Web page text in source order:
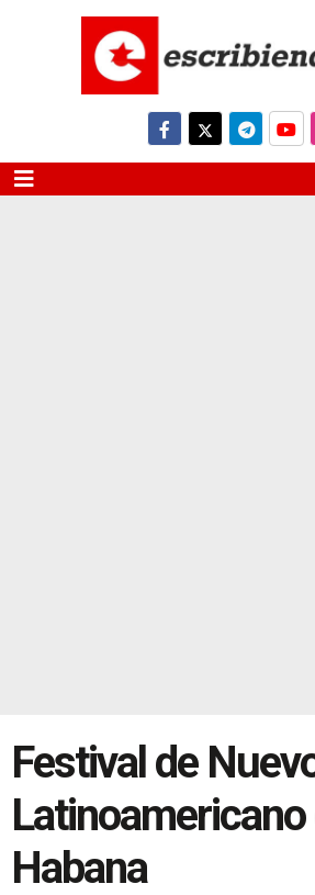
Festival de
Latinoamericano
Habana